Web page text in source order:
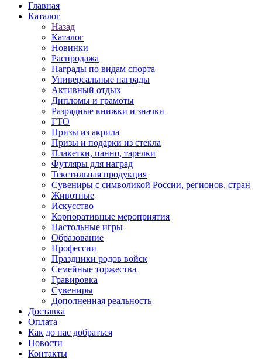
Главная
Каталог
Назад
Каталог
Новинки
Распродажа
Награды по видам спорта
Универсальные награды
Активный отдых
Дипломы и грамоты
Разрядные книжки и значки
ГТО
Призы из акрила
Призы и подарки из стекла
Плакетки, панно, тарелки
Футляры для наград
Текстильная продукция
Сувениры с символикой России, регионов, стран
Животные
Искусство
Корпоративные мероприятия
Настольные игры
Образование
Профессии
Праздники родов войск
Семейные торжества
Гравировка
Сувениры
Дополненная реальность
Доставка
Оплата
Как до нас добраться
Новости
Контакты